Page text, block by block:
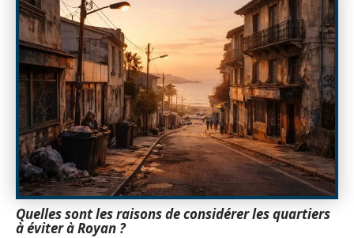
Quelles sont les raisons de considérer les quartiers
à éviter à Royan ?